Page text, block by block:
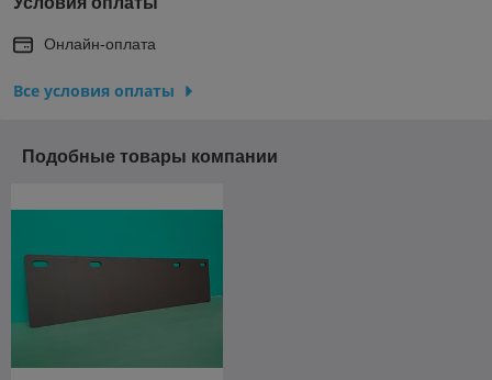
Онлайн-оплата
Все условия оплаты
Подобные товары компании